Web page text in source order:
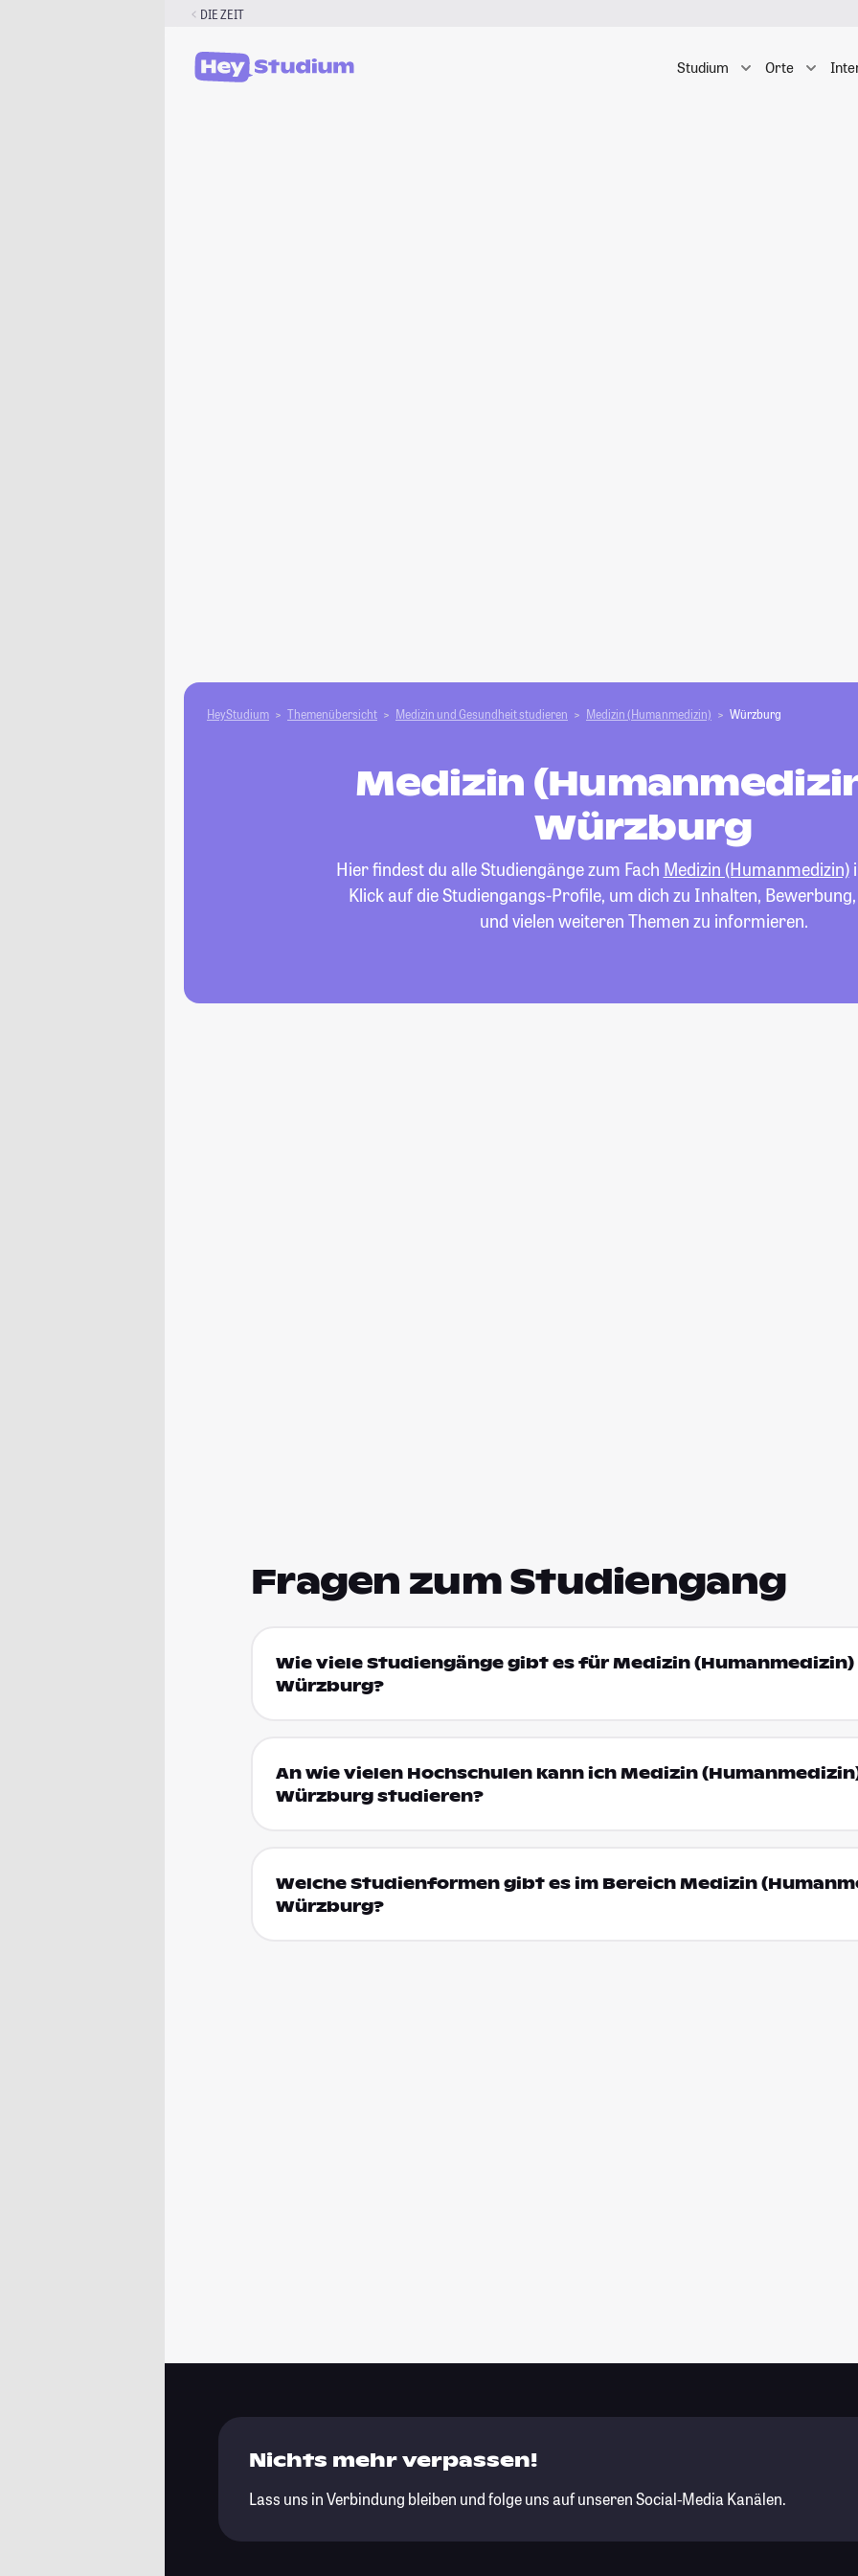
DIE ZEIT
Studium Orte
HeyStudium Themenübersicht Medizin und Gesundheit studieren Medizin (Humanmedizin) Würzburg
Medizin
Würzburg
Hier findest du alle Studiengänge zum Fach Medizin (Humanmedizin)
Klick auf die Studiengangs-Profile, um dich zu Inhalten,
und vielen weiteren Themen zu informieren.
Fragen zum Studiengang
Wie viele Studiengänge gibt es für Medizin (Humanmedizin)
Würzburg?
An wie vielen Hochschulen kann ich Medizin
Würzburg studieren?
Welche Studienformen gibt es im Bereich Medizin
Würzburg?
Nichts mehr verpassen!
Lass uns in Verbindung bleiben und folge uns auf unseren Social-Media Kanälen.